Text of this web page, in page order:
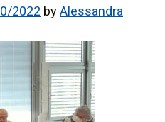
2022 byAlessandra